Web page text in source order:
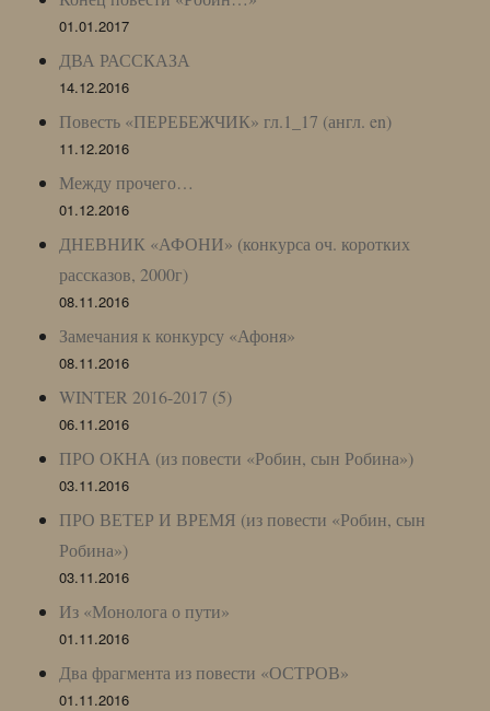
01.01.2017
ДВА РАССКАЗА
14.12.2016
Повесть «ПЕРЕБЕЖЧИК» гл.1_17 (англ. en)
11.12.2016
Между прочего…
01.12.2016
ДНЕВНИК «АФОНИ» (конкурса оч. коротких
рассказов, 2000г)
08.11.2016
Замечания к конкурсу «Афоня»
08.11.2016
WINTER 2016-2017 (5)
06.11.2016
ПРО ОКНА (из повести «Робин, сын Робина»)
03.11.2016
ПРО ВЕТЕР И ВРЕМЯ (из повести «Робин, сын
Робина»)
03.11.2016
Из «Монолога о пути»
01.11.2016
Два фрагмента из повести «ОСТРОВ»
01.11.2016